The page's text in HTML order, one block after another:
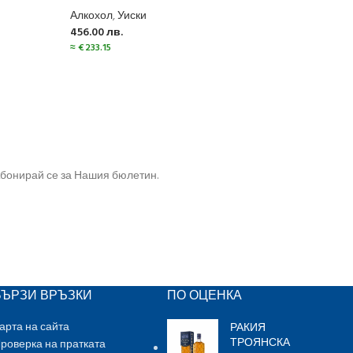
Алкохол,Уиски
456.00лв.
≈€233.15
се за Нашия бюлетин.
ВРЪЗКИ
на сайта
на пратката
ПО ОЦЕНКА
РАКИЯ
ТРОЯНСКА